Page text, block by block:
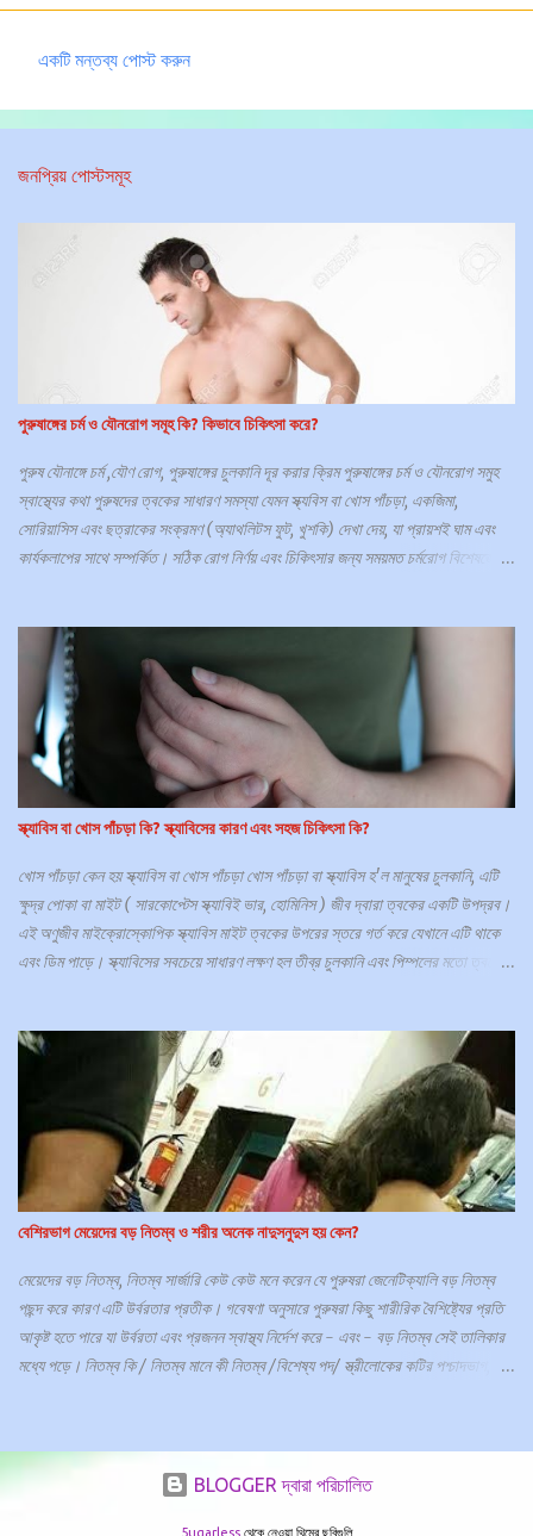
স
মূ
একটি মন্তব্য পোস্ট করুন
জনপ্রিয় পোস্টসমূহ
পুরুষাঙ্গের চর্ম ও যৌনরোগ সমূহ কি? কিভাবে চিকিৎসা করে?
পুরুষ যৌনাঙ্গে চর্ম ,যৌণ রোগ, পুরুষাঙ্গের চুলকানি দূর করার ক্রিম পুরুষাঙ্গের চর্ম ও যৌনরোগ সমুহ
স্বাস্থ্যের কথা পুরুষদের ত্বকের সাধারণ সমস্যা যেমন স্ক্যবিস বা খোস পাঁচড়া, একজিমা,
সোরিয়াসিস এবং ছত্রাকের সংক্রমণ (অ্যাথলিটস ফুট, খুশকি) দেখা দেয়, যা প্রায়শই ঘাম এবং
কার্যকলাপের সাথে সম্পর্কিত। সঠিক রোগ নির্ণয় এবং চিকিৎসার জন্য সময়মত চর্মরোগ বিশেষজ্ঞের
সাহায্য চাইতে বিলম্ব হয়। যৌনাঙ্গের ত্বকের অবস্থা শরীরের অন্য কোথাও ত্বককে প্রভাবিত
করে এমন একটি সাধারণ ত্বকের অবস্থার অংশ হতে পারে (যেমন সোরিয়াসিস এবং একজিমা ) বা
যৌনাঙ্গের ত্বকের জন্য নির্দিষ্ট হতে পারে (যেমন লাইকেন স্ক্লেরোসাস)। যৌনাঙ্গের চর্মরোগ
বেশিরভাগ ই হলো একটি সংক্রমন, যা একজন রোগীকে শারীরিক ও মানসিকভাবে অসুস্থ করে
তোলে, যা ধীরে ধীরে একজনের সেক্স আপীল নষ্ট করে দেয়। ফলে সামাজিক ও পারিবারিক সমস্যা
সৃষ্টি হয়। কিছু শরীরব্যাপী ত্বকের রোগ যা পুরুষাঙ্গ...
স্ক্যাবিস বা খোস পাঁচড়া কি? স্ক্যাবিসের কারণ এবং সহজ চিকিৎসা কি?
খোস পাঁচড়া কেন হয় স্ক্যাবিস বা খোস পাঁচড়া খোস পাঁচড়া বা স্ক্যাবিস হ'ল মানুষের চুলকানি, এটি
ক্ষুদ্র পোকা বা মাইট ( সারকোপ্টেস স্ক্যাবিই ভার, হোমিনিস ) জীব দ্বারা ত্বকের একটি উপদ্রব।
এই অণুজীব মাইক্রোস্কোপিক স্ক্যাবিস মাইট ত্বকের উপরের স্তরে গর্ত করে যেখানে এটি থাকে
এবং ডিম পাড়ে। স্ক্যাবিসের সবচেয়ে সাধারণ লক্ষণ হল তীব্র চুলকানি এবং পিম্পলের মতো ত্বকের
পোকা বা মাইটসের বিরুদ্ধে সাবান দিয়ে হাত ধোয়াও অকার্যকর, এগুলি থেকে মুক্তি পাওয়ার
একমাত্র উপায় হল প্রেসক্রিপশন টপিকাল লোশন বা ট্যাবলেট। স্ক্যাবিস কি? স্ক্যাবিস হল একটি
সংক্রামক ত্বকের রোগ যা ত্বকের নিচে ক্ষুদ্র ক্ষুদ্র উকুন সদৃশ পরজীবী বা মাইট দ্বারা সৃষ্ট হয়, যার
ফলে তীব্র চুলকানি, ফুসকুড়ি এবং কখনও কখনও গর্ত বা রেখা দেখা দেয়। এটি ত্বকের সাথে
ত্বকের ঘনিষ্ঠ যোগাযোগের মাধ্যমে ছড়িয়ে পড়ে এবং আক্রান্ত ব্যক্তি এবং তার সমগ্র পরিবারের
সদস্যদের জন্য চিকিৎসার প্র...
বেশিরভাগ মেয়েদের বড় নিতম্ব ও শরীর অনেক নাদুসনুদুস হয় কেন?
মেয়েদের বড় নিতম্ব, নিতম্ব সার্জারি কেউ কেউ মনে করেন যে পুরুষরা জেনেটিক্যালি বড় নিতম্ব
পছন্দ করে কারণ এটি উর্বরতার প্রতীক। গবেষণা অনুসারে পুরুষরা কিছু শারীরিক বৈশিষ্ট্যের প্রতি
আকৃষ্ট হতে পারে যা উর্বরতা এবং প্রজনন স্বাস্থ্য নির্দেশ করে - এবং - বড় নিতম্ব সেই তালিকার
মধ্যে পড়ে। নিতম্ব কি / নিতম্ব মানে কী নিতম্ব /বিশেষ্য পদ/ স্ত্রীলোকের কটির পশ্চাদভাগ,
করে। বাংলা অভিধানে এভাবে নিতম্ব কে পর্বতের ভাঁজ বলে সম্মানিত করা হয়েছে। মেয়েদের
নিতম্ব অনন্য অসাধারণ কেন? পেলভিক হাড়ের বাঁকা প্রকৃতি একটি বদ্ধ কাঠামো তৈরি করে,যা
BLOGGER দ্বারা পরিচালিত
5ugarlessথেকে নেওয়া থিমের ছবিগুলি